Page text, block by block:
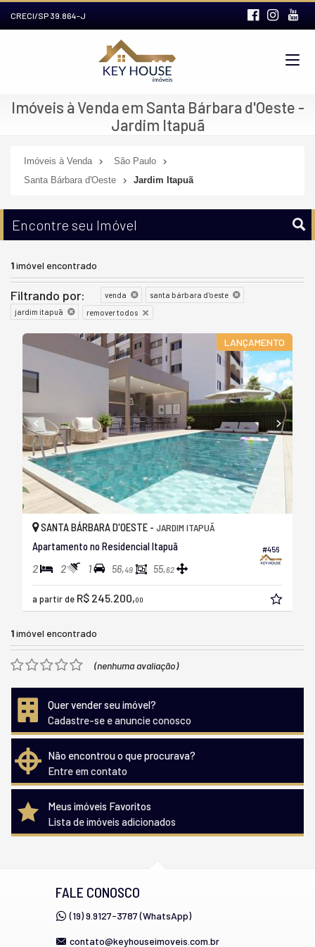
CRECI/SP 39.864-J
Imóveis à Venda em Santa Bárbara d'Oeste -
Jardim Itapuã
Imóveis à Venda
São Paulo
Santa Bárbara d'Oeste
Jardim Itapuã
Encontre seu Imóvel
1imóvel encontrado
Filtrando por: venda
santa bárbara d'oeste
jardim itapuã
remover todos
LANÇAMENTO
#456
SANTA BÁRBARA D'OESTE - JARDIM ITAPUÃ
Apartamento no Residencial Itapuã
2 2 1 56,49 55,62
a partir de R$ 245.200,00
1imóvel encontrado
(nenhuma avaliação)
Quer vender seu imóvel?
Cadastre-se e anuncie conosco
Não encontrou o que procurava?
Entre em contato
Meus imóveis Favoritos
Lista de imóveis adicionados
FALE CONOSCO
(19) 9.9127-3787 (WhatsApp)
contato@keyhouseimoveis.com.br